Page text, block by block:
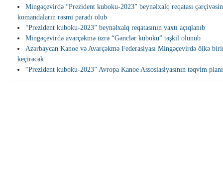
Mingəçevirdə “Prezident kuboku-2023” beynəlxalq reqatası
komandaların rəsmi paradı olub
“Prezident kuboku-2023” beynəlxalq reqatasının vaxtı açıqlanıb
Mingəçevirdə avarçəkmə üzrə “Gənclər kuboku” təşkil olunub
Azərbaycan Kanoe və Avarçəkmə Federasiyası Mingəçevirdə ölkə
keçirəcək
“Prezident kuboku-2023” Avropa Kanoe Assosiasiyasının təqvim